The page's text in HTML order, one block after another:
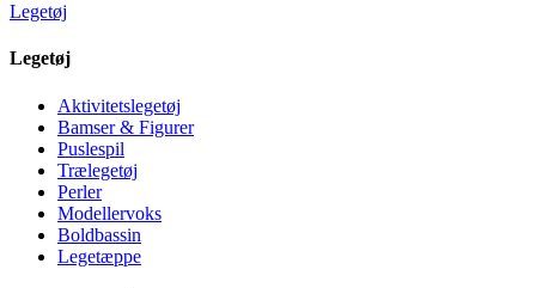
Legetøj
Legetøj
Aktivitetslegetøj
Bamser & Figurer
Puslespil
Trælegetøj
Perler
Modellervoks
Boldbassin
Legetæppe